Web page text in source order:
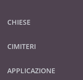
CHIESE
CIMITERI
APPLICAZIONE